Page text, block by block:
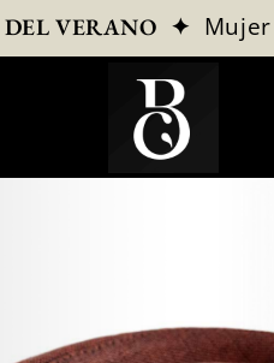
VERANO ✦ Mujer